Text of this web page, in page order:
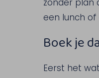
zonder plan
een lunch
Boek je
Eerst het